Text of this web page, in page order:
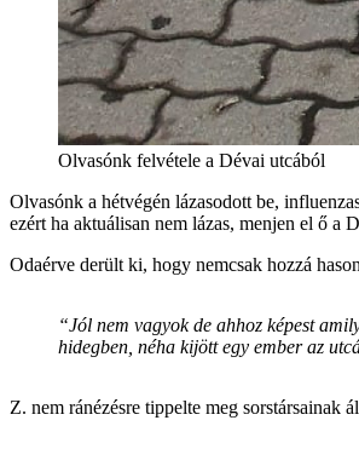
Olvasónk felvétele a Dévai utcából
Olvasónk a hétvégén lázasodott be,
ezért ha aktuálisan nem lázas, menjen el ő a
Odaérve derült ki, hogy nemcsak hozzá
“Jól nem vagyok de ahhoz képest
hidegben, néha kijött egy ember az
Z. nem ránézésre tippelte meg sorstársainak